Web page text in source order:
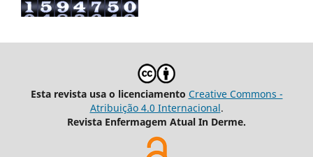
Esta revista usa o licenciamento Creative Commons -
Atribuição 4.0 Internacional.
Revista Enfermagem Atual In Derme.